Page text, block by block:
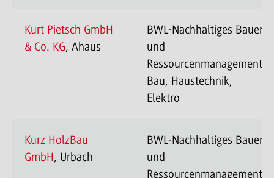
Kurt Pietsch GmbH
& Co. KG, Ahaus
BWL-Nachhaltiges Bauen
und
Ressourcenmanagement-
Bau, Haustechnik,
Elektro
Kurz HolzBau
GmbH, Urbach
BWL-Nachhaltiges Bauen
und
Ressourcenmanagement-